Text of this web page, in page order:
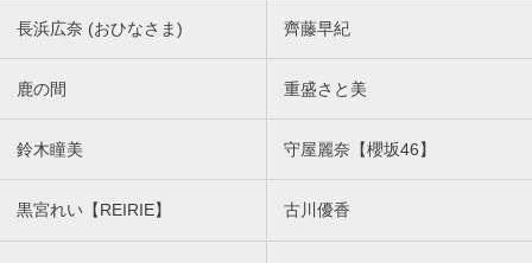
長浜広奈 (おひなさま) 齊藤早紀
鹿の間 重盛さと美
鈴木瞳美 守屋麗奈【櫻坂46】
黒宮れい【REIRIE】 古川優香